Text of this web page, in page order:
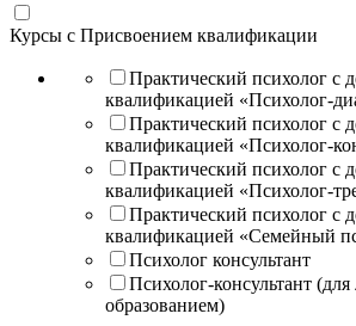
Курсы с Присвоением квалификации
Практический психолог с
квалификацией «Психолог-
Практический психолог с
квалификацией «Психолог-
Практический психолог с
квалификацией «Психолог-
Практический психолог с
квалификацией «Семейный
Психолог консультант
Психолог-консультант
образованием)